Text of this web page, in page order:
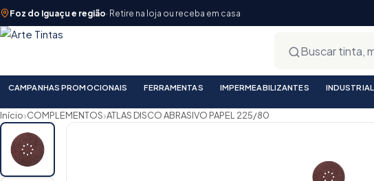
Foz do Iguaçu e região· Retire na loja ou receba em casa
CAMPANHAS PROMOCIONAIS FERRAMENTAS IMPERMEABILIZANTES INDUSTRIAL
Início›COMPLEMENTOS›ATLAS DISCO ABRASIVO PAPEL 225/80